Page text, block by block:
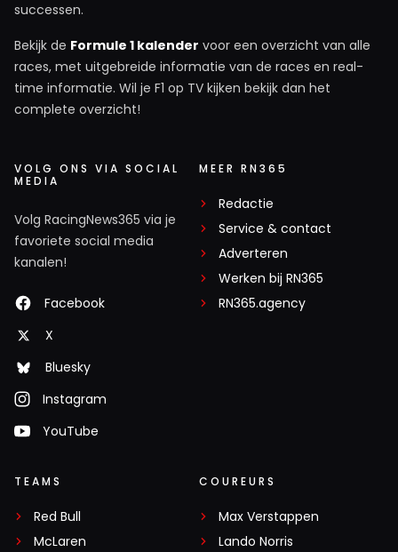
successen.
Bekijk de Formule 1 kalender voor een overzicht van alle
races, met uitgebreide informatie van de races en real-
time informatie. Wil je F1 op TV kijken bekijk dan het
complete overzicht!
VOLG ONS VIA SOCIAL
MEDIA
Volg RacingNews365 via je
favoriete social media
kanalen!
Facebook
X
Bluesky
Instagram
YouTube
MEER RN365
Redactie
Service & contact
Adverteren
Werken bij RN365
RN365.agency
TEAMS
Red Bull
McLaren
COUREURS
Max Verstappen
Lando Norris